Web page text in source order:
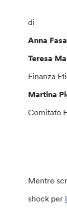
di
Anna
Teresa
Finanza
Martina
Comitato
Mentre
shock per